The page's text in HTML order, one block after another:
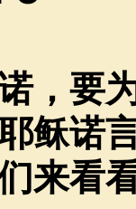
，要
稣
来看